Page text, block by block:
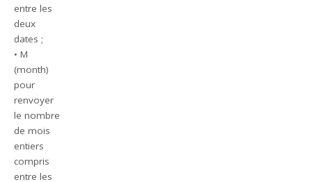
entre les
deux
dates ;
• M
(month)
pour
renvoyer
le nombre
de mois
entiers
compris
entre les